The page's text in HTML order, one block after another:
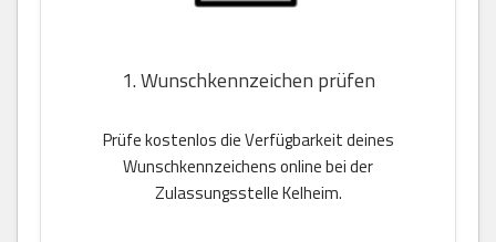
1. Wunschkennzeichen prüfen
Prüfe kostenlos die Verfügbarkeit deines
Wunschkennzeichens online bei der
Zulassungsstelle Kelheim.